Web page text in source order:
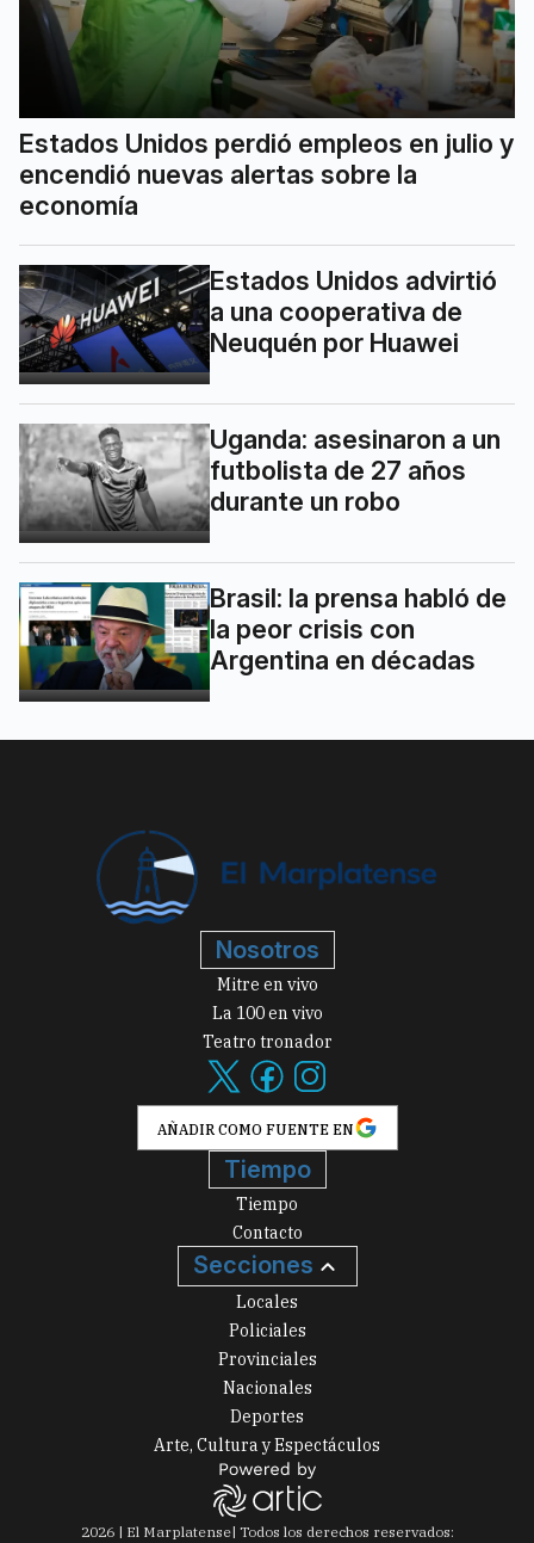
Estados Unidos perdió empleos en julio y
encendió nuevas alertas sobre la
economía
Estados Unidos advirtió
a una cooperativa de
Neuquén por Huawei
Uganda: asesinaron a un
futbolista de 27 años
durante un robo
Brasil: la prensa habló de
la peor crisis con
Argentina en décadas
Nosotros
Mitre en vivo
La 100 en vivo
Teatro tronador
AÑADIR COMO FUENTE EN
Tiempo
Tiempo
Contacto
Secciones
Locales
Policiales
Provinciales
Nacionales
Deportes
Arte, Cultura y Espectáculos
2026| El Marplatense| Todos los derechos reservados: